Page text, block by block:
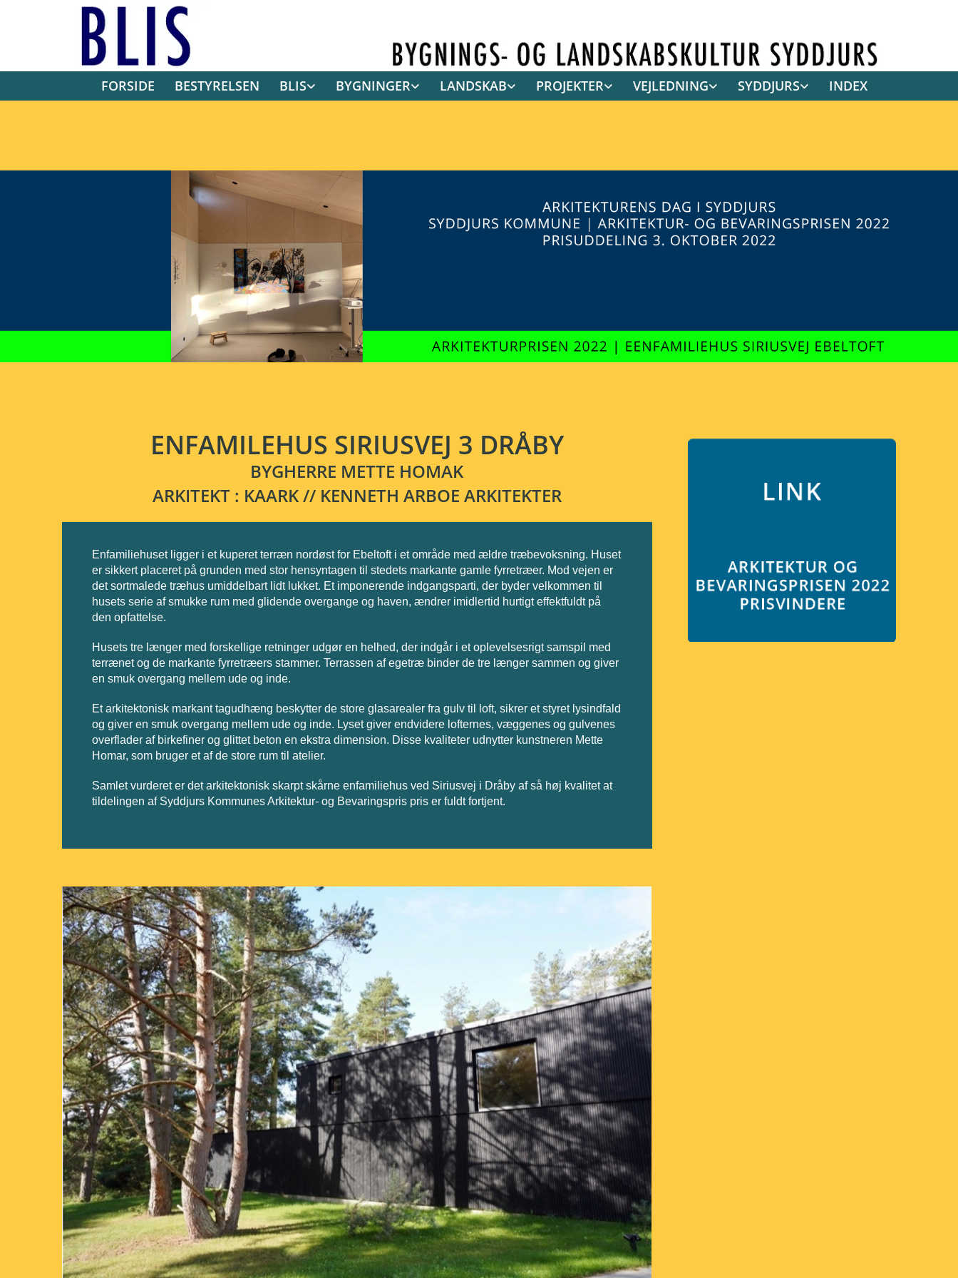
FORSIDE BESTYRELSEN BLIS BYGNINGER LANDSKAB PROJEKTER VEJLEDNING SYDDJURS INDEX
ENFAMILEHUS SIRIUSVEJ 3 DRÅBY
BYGHERRE METTE HOMAK
ARKITEKT : KAARK // KENNETH ARBOE ARKITEKTER
Enfamiliehusetligger i et kuperet terræn nordøst for Ebeltoft i et område med ældre træbevoksning. Huset
er sikkert placeret på grunden med stor hensyntagen til stedets markante gamle fyrretræer. Mod vejen er
det sortmalede træhus umiddelbart lidt lukket. Et imponerende indgangsparti, der byder velkommen til
husets serie af smukke rum med glidende overgange og haven, ændrer imidlertid hurtigt effektfuldt på
den opfattelse.
Husets tre længer med forskellige retninger udgør en helhed, der indgår i et oplevelsesrigt samspil med
terrænet og de markante fyrretræers stammer. Terrassen af egetræ binder de tre længer sammen og giver
en smuk overgang mellem ude og inde.
Et arkitektonisk markant tagudhæng beskytter de store glasarealer fra gulv til loft, sikrer et styret lysindfald
og giver en smuk overgang mellem ude og inde. Lyset giver endvidere lofternes, væggenes og gulvenes
overflader af birkefiner og glittet beton en ekstra dimension. Disse kvaliteter udnytter kunstneren Mette
Homar, som bruger et af de store rum til atelier.
Samlet vurderet er det arkitektonisk skarpt skårne enfamiliehus ved Siriusvej i Dråby af så høj kvalitet at
tildelingen af Syddjurs Kommunes Arkitektur- og Bevaringspris pris er fuldt fortjent.